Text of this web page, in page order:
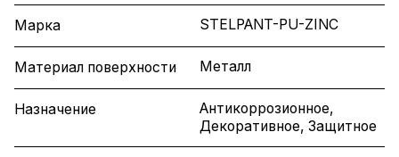
Марка STELPANT-PU-ZINC
Материал поверхности Металл
Назначение
Антикоррозионное,
Декоративное, Защитное